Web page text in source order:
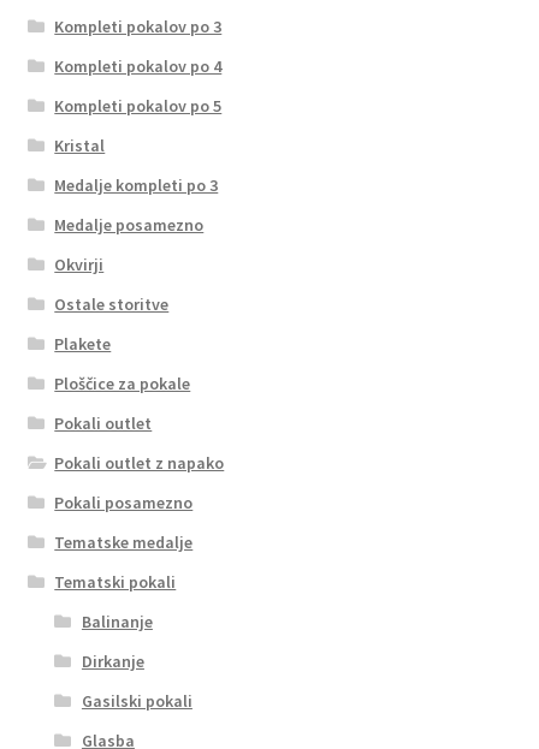
Kompleti pokalov po 3
Kompleti pokalov po 4
Kompleti pokalov po 5
Kristal
Medalje kompleti po 3
Medalje posamezno
Okvirji
Ostale storitve
Plakete
Ploščice za pokale
Pokali outlet
Pokali outlet z napako
Pokali posamezno
Tematske medalje
Tematski pokali
Balinanje
Dirkanje
Gasilski pokali
Glasba